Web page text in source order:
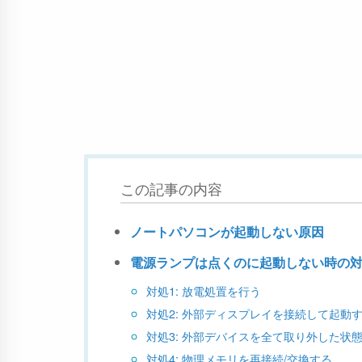
この記事の内容
ノートパソコンが起動しない原因
電源ランプは点くのに起動しない時の
対処1: 放電処置を行う
対処2: 外部ディスプレイを接続して起動
対処3: 外部デバイスを全て取り外した状
対処4: 物理メモリを再接続/交換する